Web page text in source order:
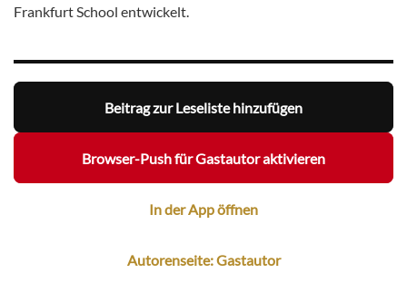
Frankfurt School entwickelt.
Beitrag zur Leseliste hinzufügen
Browser-Push für Gastautor aktivieren
In der App öffnen
Autorenseite: Gastautor